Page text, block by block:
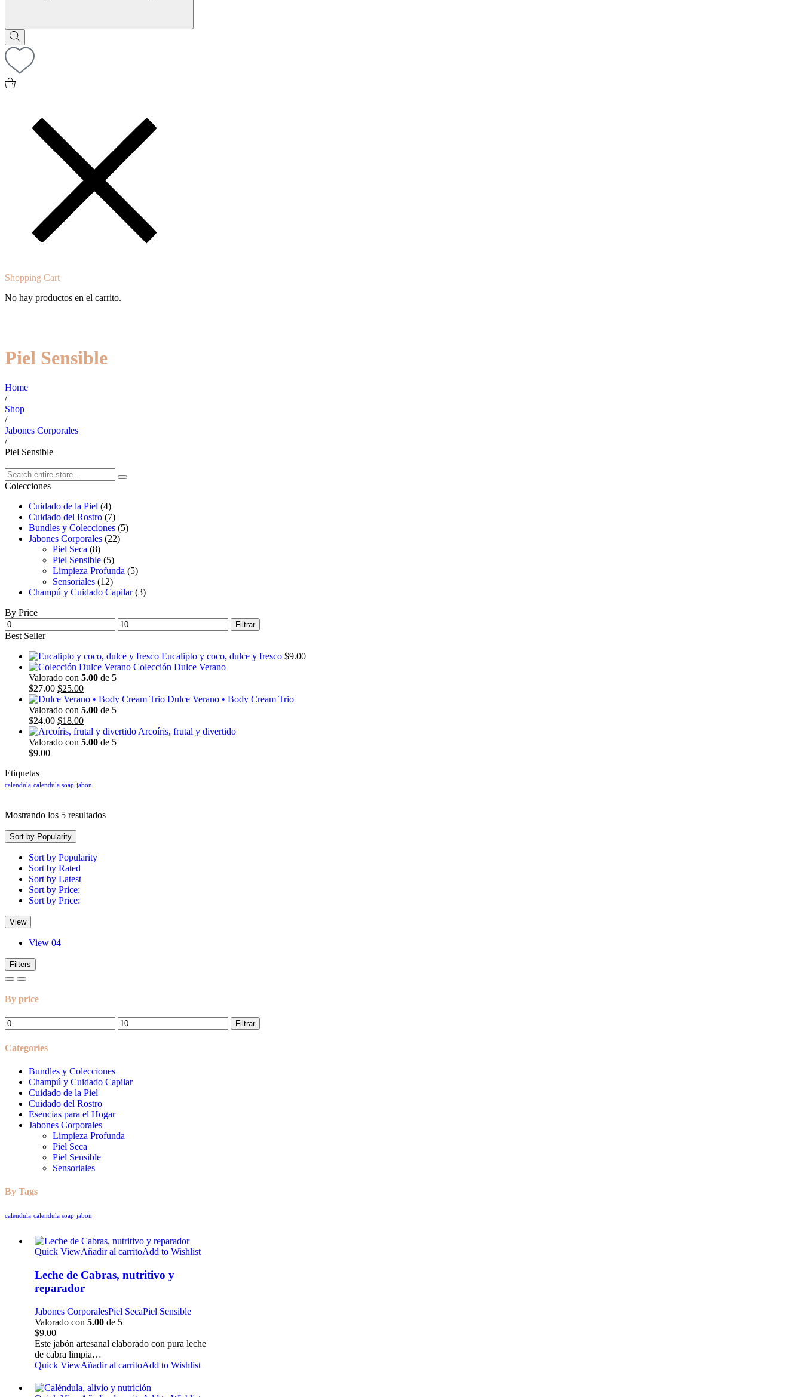
Shopping Cart
No hay productos en el carrito.
Piel Sensible
Home
/
Shop
/
Jabones Corporales
/
Piel Sensible
Colecciones
Cuidado de la Piel (4)
Cuidado del Rostro (7)
Bundles y Colecciones (5)
Jabones Corporales (22)
Piel Seca (8)
Piel Sensible (5)
Limpieza Profunda (5)
Sensoriales (12)
Champú y Cuidado Capilar (3)
By Price
Filtrar
Best Seller
Eucalipto y coco, dulce y fresco $9.00
Colección Dulce Verano
Valorado con 5.00 de 5
$27.00 $25.00
Dulce Verano • Body Cream Trio
Valorado con 5.00 de 5
$24.00 $18.00
Arcoíris, frutal y divertido
Valorado con 5.00 de 5
$9.00
Etiquetas
calendula calendula soap jabon
Mostrando los 5 resultados
Sort by Popularity
Sort by Popularity
Sort by Rated
Sort by Latest
Sort by Price:
Sort by Price:
View
View 04
Filters
By price
Filtrar
Categories
Bundles y Colecciones
Champú y Cuidado Capilar
Cuidado de la Piel
Cuidado del Rostro
Esencias para el Hogar
Jabones Corporales
Limpieza Profunda
Piel Seca
Piel Sensible
Sensoriales
By Tags
calendula calendula soap jabon
Quick ViewAñadir al carritoAdd to Wishlist
Leche de Cabras, nutritivo y
reparador
Jabones CorporalesPiel SecaPiel Sensible
Valorado con 5.00 de 5
$9.00
Este jabón artesanal elaborado con pura leche
de cabra limpia…
Quick ViewAñadir al carritoAdd to Wishlist